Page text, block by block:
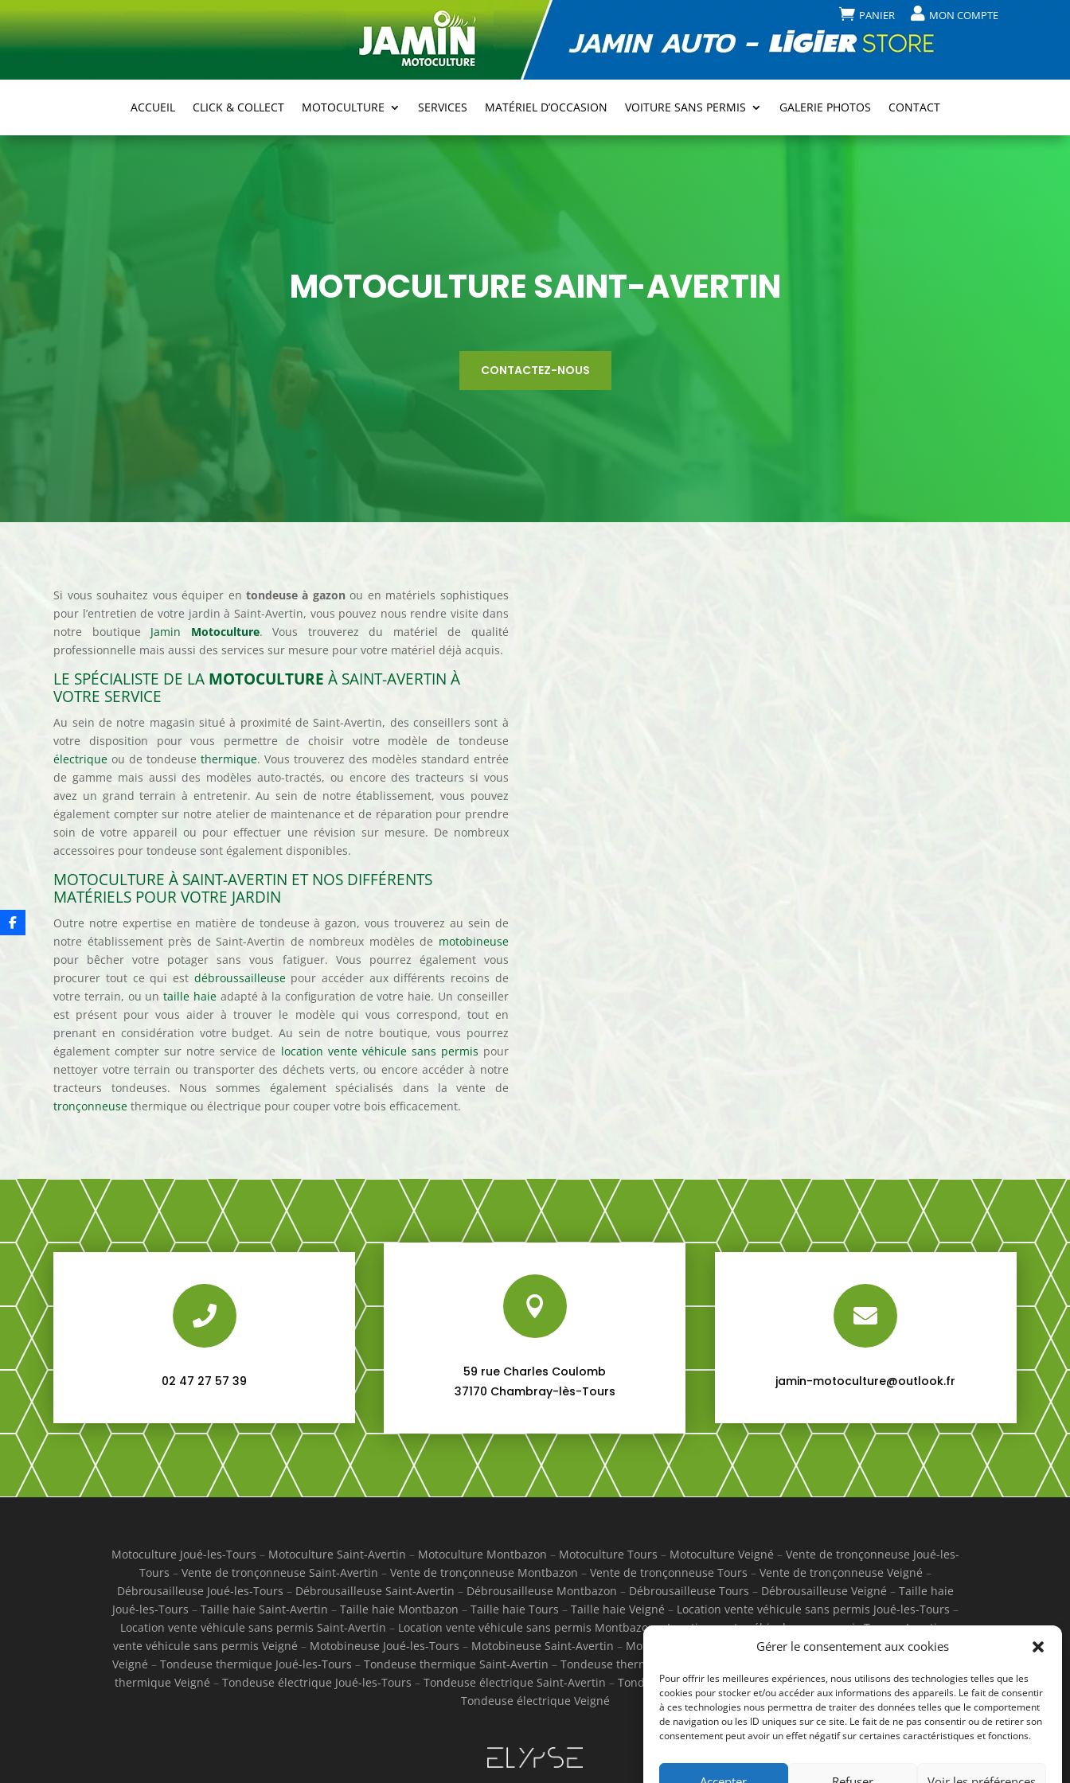
Gérer le consentement aux cookies
Pour offrir les meilleures expériences, nous utilisons des technologies telles que les
cookies pour stocker et/ou accéder aux informations des appareils. Le fait de consentir
à ces technologies nous permettra de traiter des données telles que le comportement
de navigation ou les ID uniques sur ce site. Le fait de ne pas consentir ou de retirer son
consentement peut avoir un effet négatif sur certaines caractéristiques et fonctions.
 PANIER  MON COMPTE
ACCUEIL CLICK & COLLECT MOTOCULTURE SERVICES MATÉRIEL D’OCCASION VOITURE SANS PERMIS GALERIE PHOTOS CONTACT
MOTOCULTURE SAINT-AVERTIN
CONTACTEZ-NOUS
Si vous souhaitez vous équiper en tondeuse à gazonou en matériels sophistiques
pour l’entretien de votre jardin à Saint-Avertin, vous pouvez nous rendre visite dans
notre boutique Jamin Motoculture. Vous trouverez du matériel de qualité
professionnelle mais aussi des services sur mesure pour votre matériel déjà acquis.
LE SPÉCIALISTE DE LA MOTOCULTURE À SAINT-AVERTIN À
VOTRE SERVICE
Au sein de notre magasin situé à proximité de Saint-Avertin, des conseillers sont à
votre disposition pour vous permettre de choisir votre modèle de tondeuse
électrique ou de tondeusethermique. Vous trouverez des modèles standard entrée
de gamme mais aussi des modèles auto-tractés, ou encore des tracteurs si vous
avez un grand terrain à entretenir. Au sein de notre établissement, vous pouvez
également compter sur notre atelier de maintenance et de réparation pour prendre
soin de votre appareil ou pour effectuer une révision sur mesure. De nombreux
accessoires pour tondeuse sont également disponibles.
MOTOCULTURE À SAINT-AVERTIN ET NOS DIFFÉRENTS
MATÉRIELS POUR VOTRE JARDIN
Outre notre expertise en matière de tondeuse à gazon, vous trouverez au sein de
notre établissement près de Saint-Avertin de nombreux modèles de motobineuse
pour bêcher votre potager sans vous fatiguer. Vous pourrez également vous
procurer tout ce qui est débroussailleusepour accéder aux différents recoins de
votre terrain, ou untaille haieadapté à la configuration de votre haie. Un conseiller
est présent pour vous aider à trouver le modèle qui vous correspond, tout en
prenant en considération votre budget. Au sein de notre boutique, vous pourrez
également compter sur notre service de location vente véhicule sans permis pour
nettoyer votre terrain ou transporter des déchets verts, ou encore accéder à notre
tracteurs tondeuses. Nous sommes également spécialisés dans la vente de
tronçonneuse thermique ou électrique pour couper votre bois efficacement.

02 47 27 57 39

59 rue Charles Coulomb
37170 Chambray-lès-Tours

jamin-motoculture@outlook.fr
Motoculture Joué-les-Tours – Motoculture Saint-Avertin – Motoculture Montbazon – Motoculture Tours – Motoculture Veigné – Vente de tronçonneuse Joué-les-
Tours – Vente de tronçonneuse Saint-Avertin – Vente de tronçonneuse Montbazon – Vente de tronçonneuse Tours – Vente de tronçonneuse Veigné –
Débrousailleuse Joué-les-Tours – Débrousailleuse Saint-Avertin – Débrousailleuse Montbazon – Débrousailleuse Tours – Débrousailleuse Veigné – Taille haie
Joué-les-Tours – Taille haie Saint-Avertin – Taille haie Montbazon – Taille haie Tours – Taille haie Veigné – Location vente véhicule sans permis Joué-les-Tours –
Location vente véhicule sans permis Saint-Avertin – Location vente véhicule sans permis Montbazon–Location vente véhicule sans permis Tours–Location
vente véhicule sans permis Veigné – Motobineuse Joué-les-Tours – Motobineuse Saint-Avertin – Motobineuse Montbazon–Motobineuse Tours–Motobineuse
Veigné – Tondeuse thermique Joué-les-Tours – Tondeuse thermique Saint-Avertin – Tondeuse thermique Montbazon
thermique Veigné – Tondeuse électrique Joué-les-Tours – Tondeuse électrique Saint-Avertin – Tondeuse électrique Montbazon–Tondeuse électrique Tours–
Tondeuse électrique Veigné